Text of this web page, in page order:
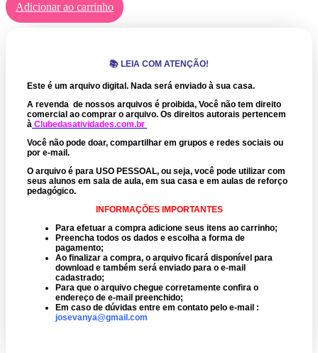
Adicionar ao carrinho
📚 LEIA COM ATENÇÃO!
Este é um arquivo digital. Nada será enviado à sua casa.
A revenda de nossos arquivos é proibida, Você não tem direito
comercial ao comprar o arquivo. Os direitos autorais pertencem
à Clubedasatividades.com.br
Você não pode doar, compartilhar em grupos e redes sociais ou
por e-mail.
O arquivo é para USO PESSOAL, ou seja, você pode utilizar com
seus alunos em sala de aula, em sua casa e em aulas de reforço
pedagógico.
INFORMAÇÕES IMPORTANTES
Para efetuar a compra adicione seus itens ao carrinho;
Preencha todos os dados e escolha a forma de
pagamento;
Ao finalizar a compra, o arquivo ficará disponível para
download e também será enviado para o e-mail
cadastrado;
Para que o arquivo chegue corretamente confira o
endereço de e-mail preenchido;
Em caso de dúvidas entre em contato pelo e-mail :
josevanya@gmail.com